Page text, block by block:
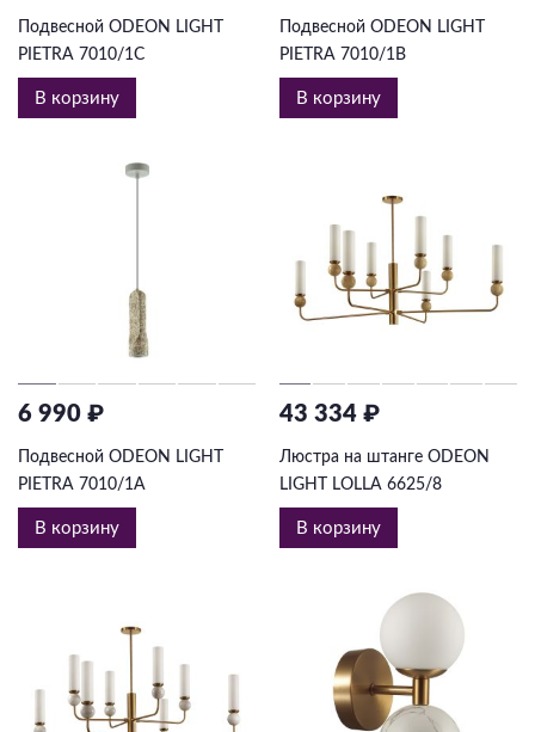
Подвесной ODEON LIGHT
PIETRA 7010/1C
В корзину
Подвесной ODEON LIGHT
PIETRA 7010/1B
В корзину
6 990 ₽
Подвесной ODEON LIGHT
PIETRA 7010/1A
В корзину
43 334 ₽
Люстра на штанге ODEON
LIGHT LOLLA 6625/8
В корзину